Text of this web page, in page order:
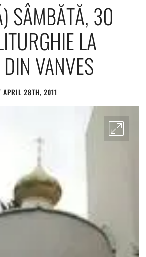
SÂMBĂTĂ, 30
LA
VANVES
APRIL 28TH, 2011